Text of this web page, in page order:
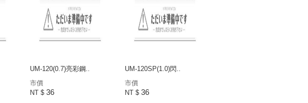
UM-120(0.7)亮彩鋼..
市價
NT $ 36
UM-120SP(1.0)閃..
市價
NT $ 36